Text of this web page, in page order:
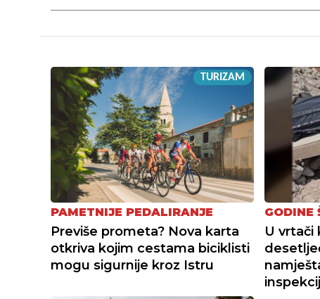
TURIZAM
PAMETNIJE PEDALIRANJE
Previše prometa? Nova karta
otkriva kojim cestama biciklisti
mogu sigurnije kroz Istru
GODINE
U vrtači